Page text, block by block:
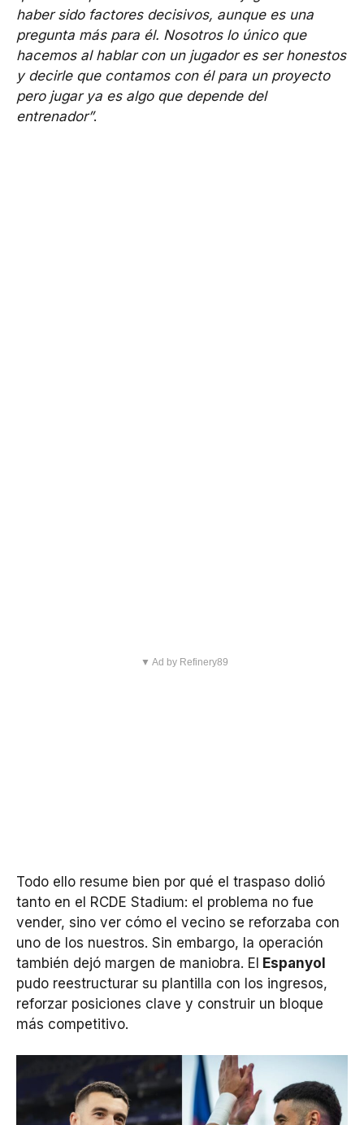
haber sido factores decisivos, aunque es una
pregunta más para él. Nosotros lo único que
hacemos al hablar con un jugador es ser honestos
y decirle que contamos con él para un proyecto
pero jugar ya es algo que depende del
entrenador”.
▼ Ad by Refinery89
Todo ello resume bien por qué el traspaso dolió
tanto en el RCDE Stadium: el problema no fue
vender, sino ver cómo el vecino se reforzaba con
uno de los nuestros. Sin embargo, la operación
también dejó margen de maniobra. El Espanyol
pudo reestructurar su plantilla con los ingresos,
reforzar posiciones clave y construir un bloque
más competitivo.